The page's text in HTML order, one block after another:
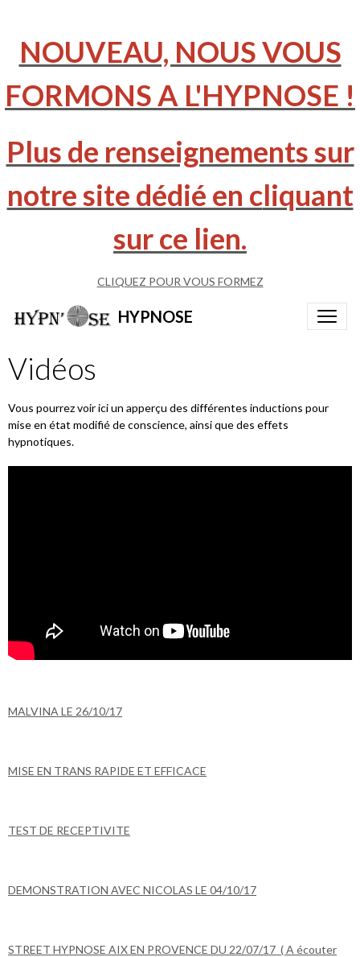
NOUVEAU, NOUS VOUS
FORMONS A L'HYPNOSE !
Plus de renseignements sur
notre site dédié en cliquant
sur ce lien.
CLIQUEZ POUR VOUS FORMEZ
HYPNOSE
Vidéos
Vous pourrez voir ici un apperçu des différentes inductions pour
mise en état modifié de conscience, ainsi que des effets
hypnotiques.
MALVINA LE 26/10/17
MISE EN TRANS RAPIDE ET EFFICACE
TEST DE RECEPTIVITE
DEMONSTRATION AVEC NICOLAS LE 04/10/17
STREET HYPNOSE AIX EN PROVENCE DU 22/07/17 ( A écouter